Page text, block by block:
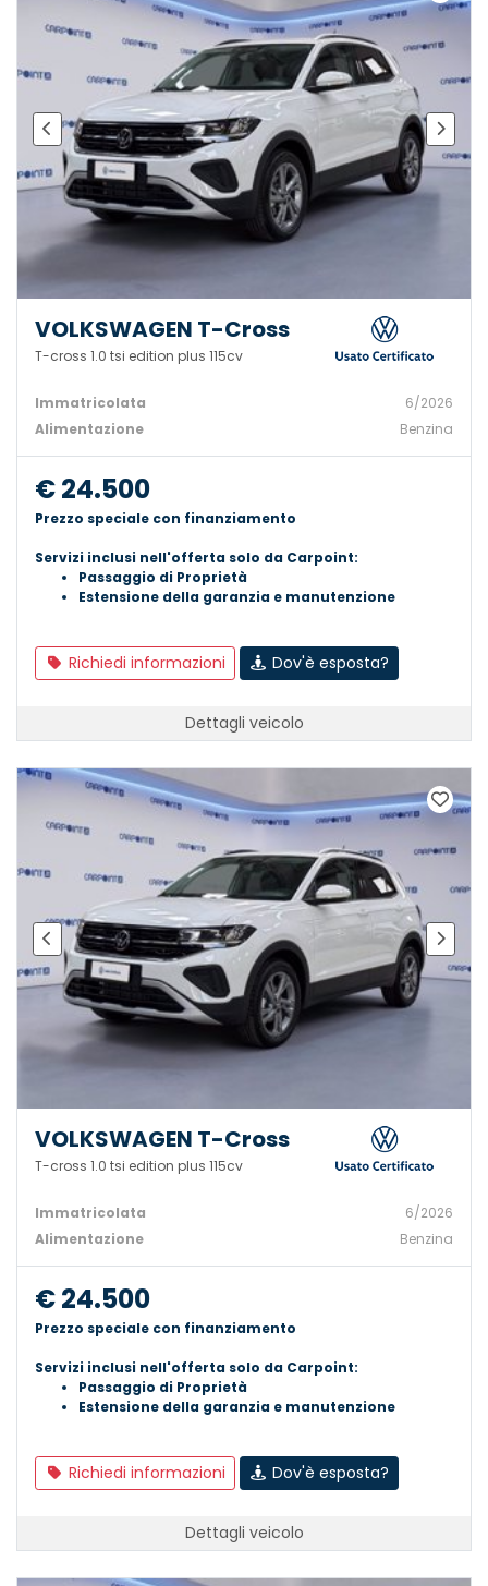
VOLKSWAGEN T-Cross
T-cross 1.0 tsi edition plus 115cv
Immatricolata
6/2026
Alimentazione
Benzina
€ 24.500
Prezzo speciale con finanziamento
Servizi inclusi nell'offerta solo da Carpoint:
Passaggio di Proprietà
Estensione della garanzia e manutenzione
Richiedi informazioni Dov'è esposta?
Dettagli veicolo
VOLKSWAGEN T-Cross
T-cross 1.0 tsi edition plus 115cv
Immatricolata
6/2026
Alimentazione
Benzina
€ 24.500
Prezzo speciale con finanziamento
Servizi inclusi nell'offerta solo da Carpoint:
Passaggio di Proprietà
Estensione della garanzia e manutenzione
Richiedi informazioni Dov'è esposta?
Dettagli veicolo